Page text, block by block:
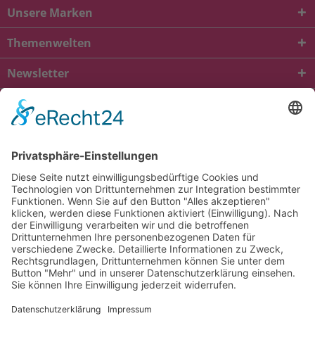
Unsere Marken
Themenwelten
Newsletter
* Alle Preise inkl. gesetzl. Mehrwertsteuer zzgl.
und ggf.
Nachnahmegebühren, wenn nicht anders beschrieben
viba.de
4.90von5.00bei1685
Kontakt Versandkosten und Lieferung
Zahlungsarten
FAQ – Häufig gestellte Fragen
Mein Konto
Allgemeine Geschäftsbedingungen
Datenschutz
Impressum
Barrierefreiheit
Cookie-Einstellungen
Widerrufsbelehrung
Vertrag widerrufen